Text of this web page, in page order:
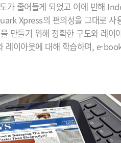
가 줄어들게 되었고 이에 반해
Xpress의 편의성을 그대로 사
만들기 위해 정확한 구도와 레
레이아웃에 대해 학습하며, e-